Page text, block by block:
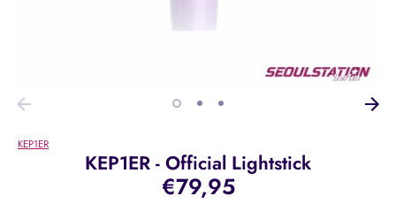
KEP1ER
KEP1ER - Official Lightstick
€79,95